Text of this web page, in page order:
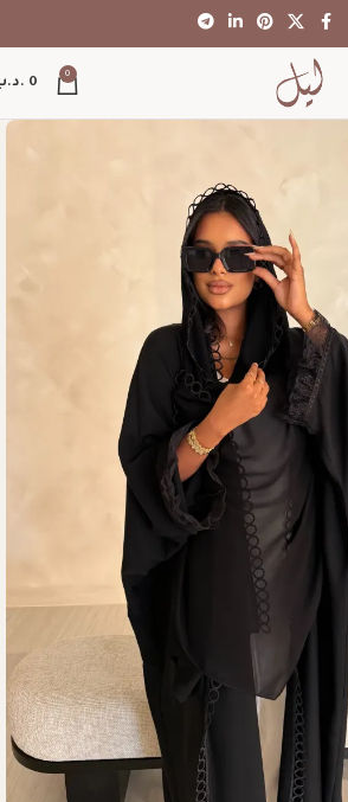
0
0